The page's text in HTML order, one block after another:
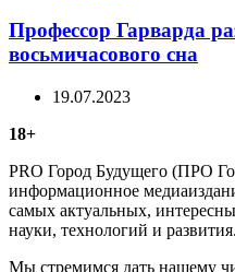
Профессор Гарварда
восьмичасового сна
19.07.2023
18+
PRO Город Будущего (ПРО
информационное
самых актуальных,
науки, технологий и развития.
Мы стремимся дать нашему